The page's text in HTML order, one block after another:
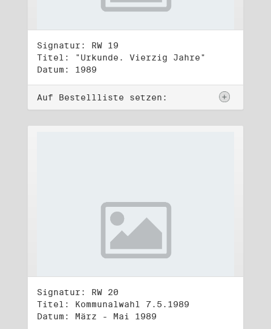
Signatur: RW 19
Titel: "Urkunde. Vierzig Jahre"
Datum: 1989
Auf Bestellliste setzen:
Signatur: RW 20
Titel: Kommunalwahl 7.5.1989
Datum: März - Mai 1989